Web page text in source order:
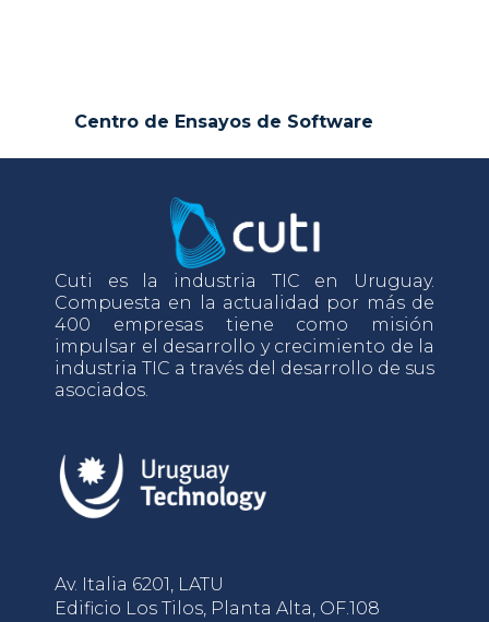
Centro de Ensayos de Software
Cuti es la industria TIC en Uruguay.
Compuesta en la actualidad por más de
400 empresas tiene como misión
impulsar el desarrollo y crecimiento de la
industria TIC a través del desarrollo de sus
asociados.
Av. Italia 6201, LATU
Edificio Los Tilos, Planta Alta, OF.108